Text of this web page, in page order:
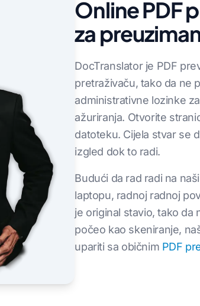
Online PDF
za
DocTranslator je PDF
pretraživaču, tako da ne
administrativne lozinke
ažuriranja. Otvorite
datoteku. Cijela stvar se
izgled dok to radi.
Budući da rad radi na
laptopu, radnoj radnoj
je original stavio, tako da
počeo kao skeniranje,
upariti sa običnim PDF